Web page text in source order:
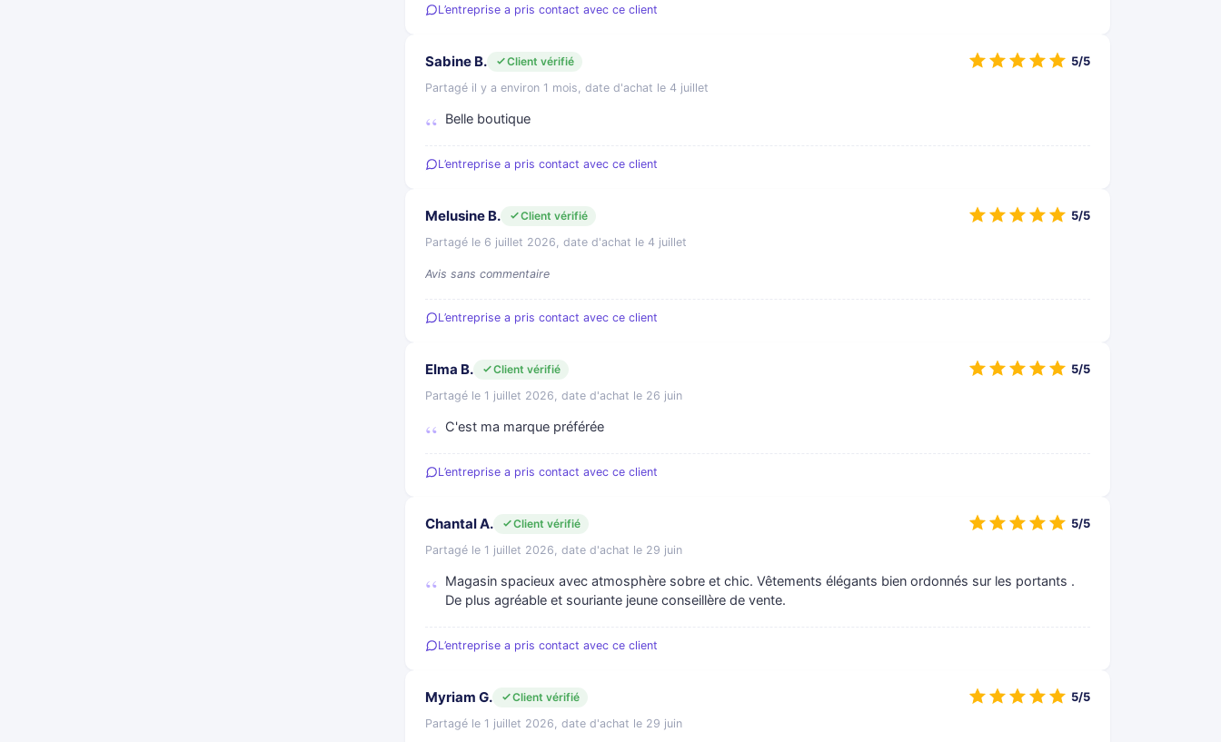
L’entreprise a pris contact avec ce client
Sabine B.
Client vérifié
Partagé il y a environ 1 mois, date d'achat le 4 juillet
Belle boutique
5/5
L’entreprise a pris contact avec ce client
Melusine B.
Client vérifié
Partagé le 6 juillet 2026, date d'achat le 4 juillet
Avis sans commentaire
5/5
L’entreprise a pris contact avec ce client
Elma B.
Client vérifié
Partagé le 1 juillet 2026, date d'achat le 26 juin
C'est ma marque préférée
5/5
L’entreprise a pris contact avec ce client
Chantal A.
Client vérifié
Partagé le 1 juillet 2026, date d'achat le 29 juin
Magasin spacieux avec atmosphère sobre et chic. Vêtements élégants bien ordonnés sur les portants .
De plus agréable et souriante jeune conseillère de vente.
5/5
L’entreprise a pris contact avec ce client
Myriam G.
Client vérifié
Partagé le 1 juillet 2026, date d'achat le 29 juin
5/5